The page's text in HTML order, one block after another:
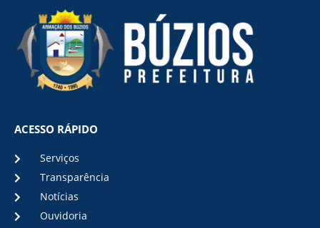
ACESSO RÁPIDO
Serviços
Transparência
Notícias
Ouvidoria